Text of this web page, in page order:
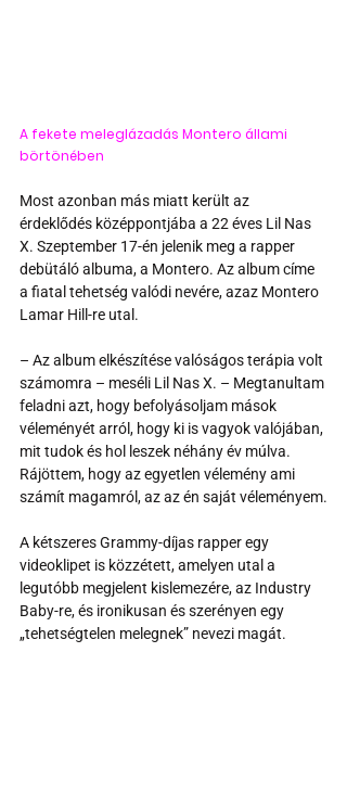
A fekete meleglázadás Montero állami
börtönében
Most azonban más miatt került az
érdeklődés középpontjába a 22 éves Lil Nas
X. Szeptember 17-én jelenik meg a rapper
debütáló albuma, a Montero. Az album címe
a fiatal tehetség valódi nevére, azaz Montero
Lamar Hill-re utal.
– Az album elkészítése valóságos terápia volt
számomra – meséli Lil Nas X. – Megtanultam
feladni azt, hogy befolyásoljam mások
véleményét arról, hogy ki is vagyok valójában,
mit tudok és hol leszek néhány év múlva.
Rájöttem, hogy az egyetlen vélemény ami
számít magamról, az az én saját véleményem.
A kétszeres Grammy-díjas rapper egy
videoklipet is közzétett, amelyen utal a
legutóbb megjelent kislemezére, az Industry
Baby-re, és ironikusan és szerényen egy
„tehetségtelen melegnek” nevezi magát.